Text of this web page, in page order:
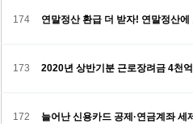
174 연말정산 환급 더 받자! 연말정산
173 2020년 상반기분 근로장려금 4천
172 늘어난 신용카드 공제·연금계좌